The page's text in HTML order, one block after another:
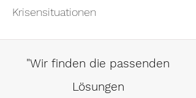
Krisensituationen
"Wir finden die passenden
Lösungen